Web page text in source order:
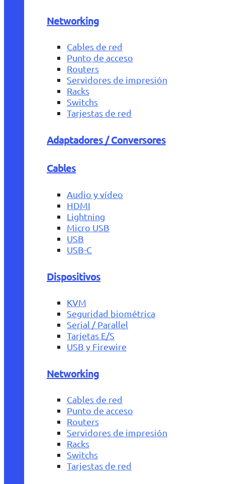
Networking
Cables de red
Punto de acceso
Routers
Servidores de impresión
Racks
Switchs
Tarjestas de red
Adaptadores / Conversores
Cables
Audio y vídeo
HDMI
Lightning
Micro USB
USB
USB-C
Dispositivos
KVM
Seguridad biométrica
Serial / Parallel
Tarjetas E/S
USB y Firewire
Networking
Cables de red
Punto de acceso
Routers
Servidores de impresión
Racks
Switchs
Tarjestas de red